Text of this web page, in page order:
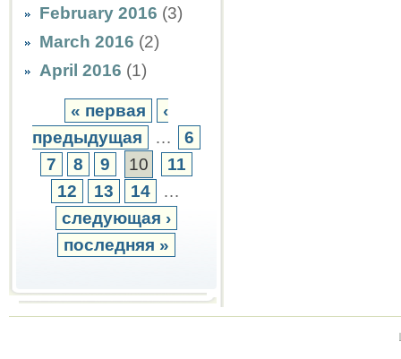
February 2016 (3)
March 2016 (2)
April 2016 (1)
« первая
‹
предыдущая
…
6
7
8 9 10
11
12
13 14
…
следующая ›
последняя »